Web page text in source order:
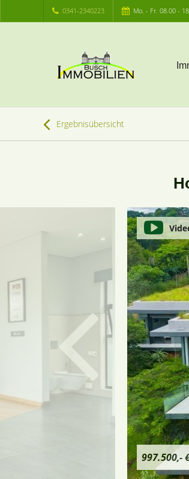
0341-2340223 Mo. - Fr. 08.00 -
Ergebnisübersicht
997.500,-